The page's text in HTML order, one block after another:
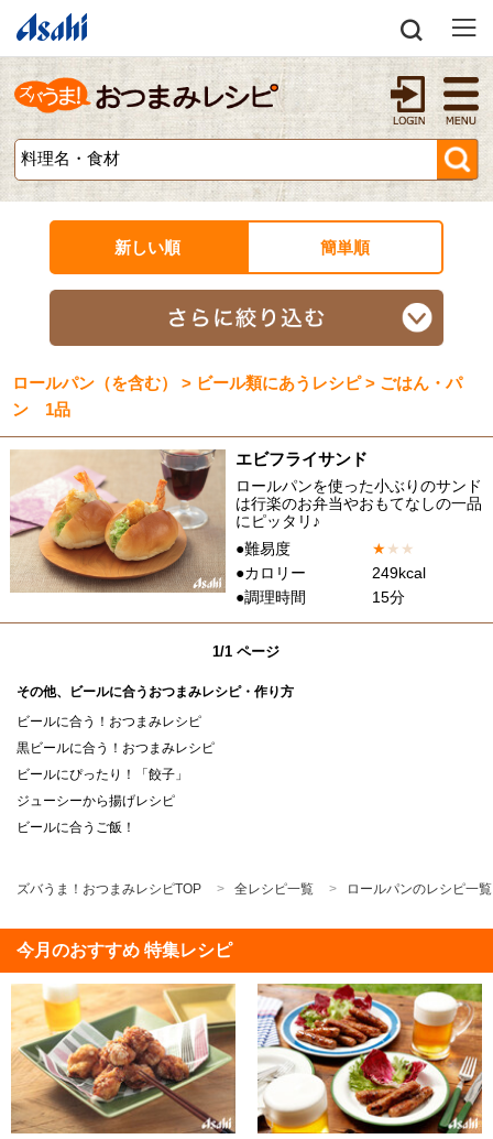
新しい順 簡単順
ロールパン（を含む） > ビール類にあうレシピ > ごはん・パ
ン 1品
エビフライサンド
ロールパンを使った小ぶりのサンド
は行楽のお弁当やおもてなしの一品
にピッタリ♪
●難易度
★★ ★
●カロリー
249kcal
●調理時間
15分
1/1 ページ
その他、ビールに合うおつまみレシピ・作り方
ビールに合う！おつまみレシピ
黒ビールに合う！おつまみレシピ
ビールにぴったり！「餃子」
ジューシーから揚げレシピ
ビールに合うご飯！
ズバうま！おつまみレシピTOP 全レシピ一覧 ロールパンのレシピ一覧
今月のおすすめ 特集レシピ